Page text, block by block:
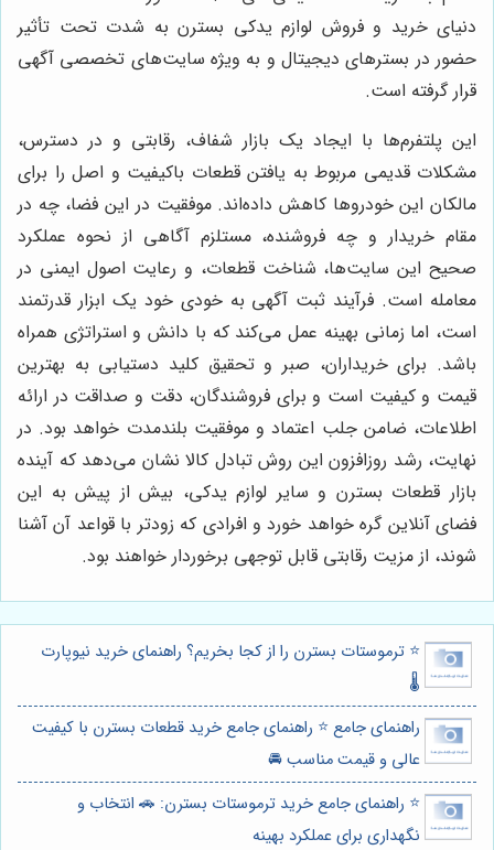
دنیای خرید و فروش لوازم یدکی بسترن به شدت تحت تأثیر
حضور در بسترهای دیجیتال و به ویژه سایت‌های تخصصی آگهی
قرار گرفته است.
این پلتفرم‌ها با ایجاد یک بازار شفاف، رقابتی و در دسترس،
مشکلات قدیمی مربوط به یافتن قطعات باکیفیت و اصل را برای
مالکان این خودروها کاهش داده‌اند. موفقیت در این فضا، چه در
مقام خریدار و چه فروشنده، مستلزم آگاهی از نحوه عملکرد
صحیح این سایت‌ها، شناخت قطعات، و رعایت اصول ایمنی در
معامله است. فرآیند ثبت آگهی به خودی خود یک ابزار قدرتمند
است، اما زمانی بهینه عمل می‌کند که با دانش و استراتژی همراه
باشد. برای خریداران، صبر و تحقیق کلید دستیابی به بهترین
قیمت و کیفیت است و برای فروشندگان، دقت و صداقت در ارائه
اطلاعات، ضامن جلب اعتماد و موفقیت بلندمدت خواهد بود. در
نهایت، رشد روزافزون این روش تبادل کالا نشان می‌دهد که آینده
بازار قطعات بسترن و سایر لوازم یدکی، بیش از پیش به این
فضای آنلاین گره خواهد خورد و افرادی که زودتر با قواعد آن آشنا
شوند، از مزیت رقابتی قابل توجهی برخوردار خواهند بود.
⭐️ ترموستات بسترن را از کجا بخریم؟ راهنمای خرید نیوپارت
🌡️
راهنمای جامع ⭐️ راهنمای جامع خرید قطعات بسترن با کیفیت
عالی و قیمت مناسب 🚘
⭐️ راهنمای جامع خرید ترموستات بسترن: 🚗 انتخاب و
نگهداری برای عملکرد بهینه